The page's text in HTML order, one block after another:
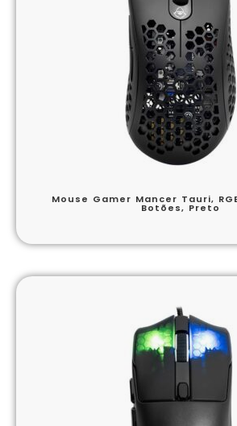
Mouse Gamer Mancer Tauri,
Botões, Preto